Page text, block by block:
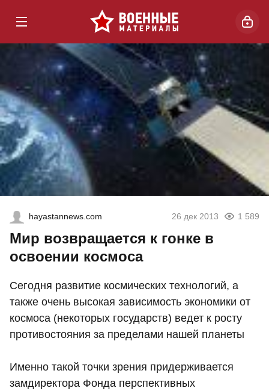
hayastannews.com 26 дек 2013 1 589
Мир возвращается к гонке в
освоении космоса
Сегодня развитие космических технологий, а
также очень высокая зависимость экономики от
космоса (некоторых государств) ведет к росту
противостояния за пределами нашей планеты
Именно такой точки зрения придерживается
замдиректора Фонда перспективных